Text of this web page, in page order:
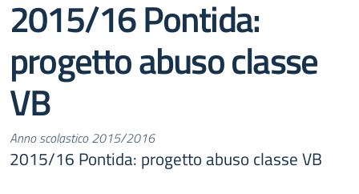
2015/16 Pontida:
progetto abuso classe
VB
Anno scolastico 2015/2016
2015/16 Pontida: progetto abuso classe VB